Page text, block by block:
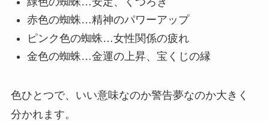
赤色の蜘蛛…精神のパワーアップ
ピンク色の蜘蛛…女性関係の疲れ
金色の蜘蛛…金運の上昇、宝くじの縁
色ひとつで、いい意味なのか警告夢なのか大きく
分かれます。